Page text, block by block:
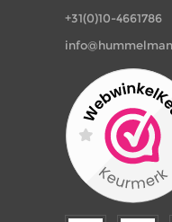
+31(0)10-4661786